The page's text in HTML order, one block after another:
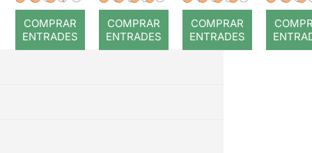
COMPRAR
ENTRADES
COMPRAR
ENTRADES
COMPRAR
ENTRADES